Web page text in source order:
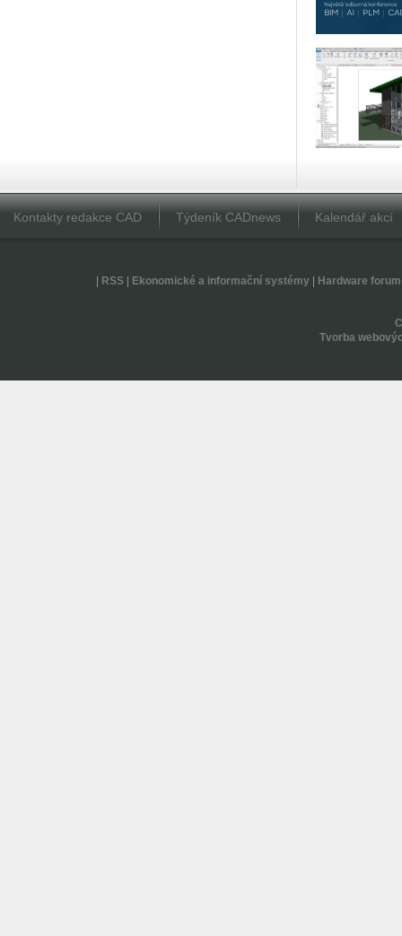
Kontakty redakce CAD Týdeník CADnews Kalendář akcí
RSS| Ekonomické a informační systémy| Hardware forum
Tvorba